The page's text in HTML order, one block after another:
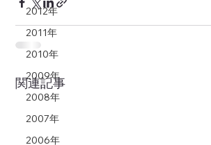
2012年
2011年
2010年
2009年
2008年
2007年
2006年
関連記事